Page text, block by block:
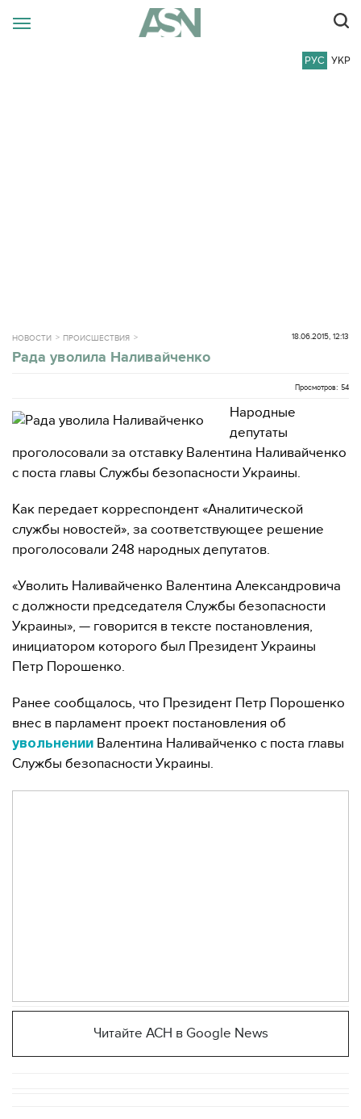
РУС УКР
НОВОСТИ ПРОИСШЕСТВИЯ 18.06.2015, 12:13
Рада уволила Наливайченко
Просмотров: 54
Народные
депутаты
проголосовали за отставку Валентина Наливайченко
с поста главы Службы безопасности Украины.
Как передает корреспондент «Аналитической
службы новостей», за соответствующее решение
проголосовали 248 народных депутатов.
«Уволить Наливайченко Валентина Александровича
с должности председателя Службы безопасности
Украины», — говорится в тексте постановления,
инициатором которого был Президент Украины
Петр Порошенко.
Ранее сообщалось, что Президент Петр Порошенко
внес в парламент проект постановления об
увольнении Валентина Наливайченко с поста главы
Службы безопасности Украины.
Читайте АСН в Google News